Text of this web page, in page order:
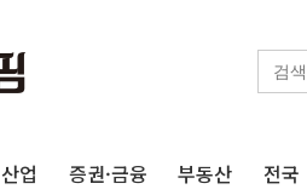
산업 증권·금융 부동산 전국